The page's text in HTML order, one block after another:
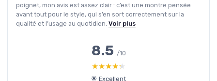
poignet, mon avis est assez clair : c’est une montre pensée
avant tout pour le style, qui s’en sort correctement sur la
qualité et l’usage au quotidien. Voir plus
8.5 /10
★★★★★
★★★★★
🌟 Excellent